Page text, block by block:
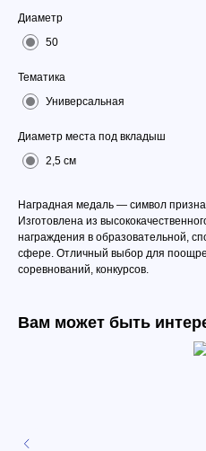
Диаметр
50
Тематика
Универсальная
Диаметр места под вкладыш
2,5 см
Наградная медаль — символ
Изготовлена из
награждения в образовательной,
сфере. Отличный выбор для
соревнований, конкурсов.
Вам может быть